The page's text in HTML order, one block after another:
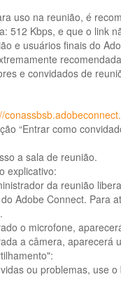
uso na reunião, é
512 Kbps, e que o link
e usuários finais do
e convidados de
“Entrar como
a sala de reunião.
explicativo:
da reunião
Adobe Connect. Para
o microfone,
a câmera,
ou problemas, use